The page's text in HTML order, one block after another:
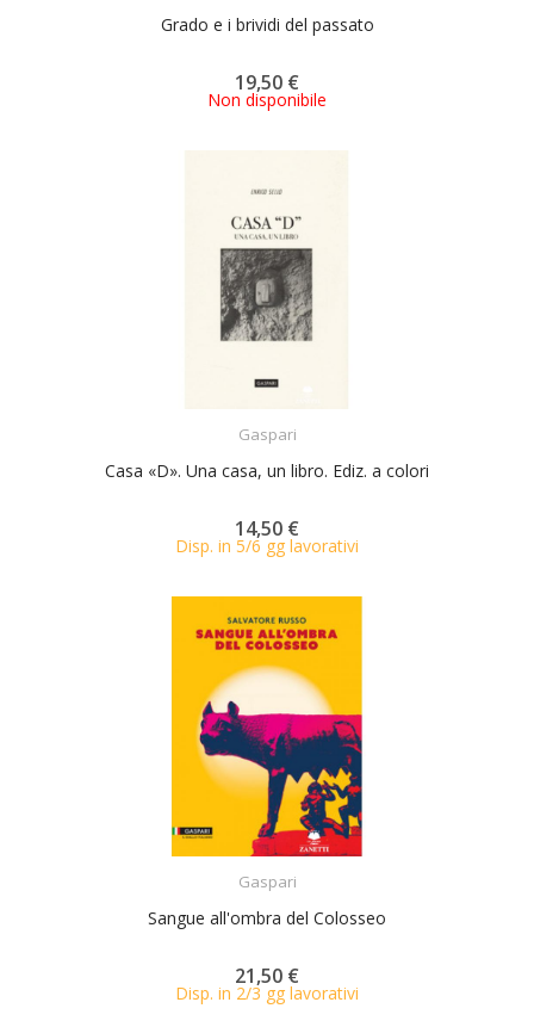
Grado e i brividi del passato
19,50 €
Non disponibile
Gaspari
Casa «D». Una casa, un libro. Ediz. a colori
14,50 €
Disp. in 5/6 gg lavorativi
Gaspari
Sangue all'ombra del Colosseo
21,50 €
Disp. in 2/3 gg lavorativi